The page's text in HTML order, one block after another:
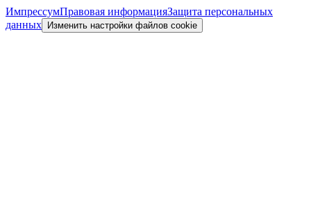
ИмпрессумПравовая информацияЗащита персональных
данных Изменить настройки файлов cookie